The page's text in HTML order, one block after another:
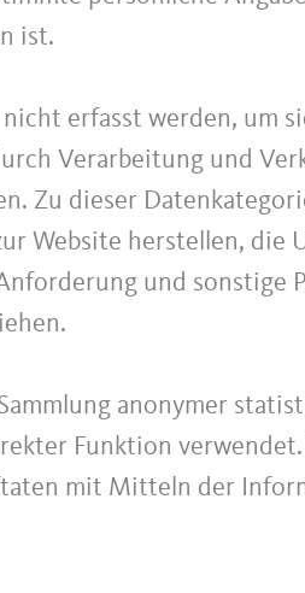
ist.
erfasst werden, um
Verarbeitung und
Zu dieser
Website herstellen, die
und sonstige
anonymer
Funktion
mit Mitteln der